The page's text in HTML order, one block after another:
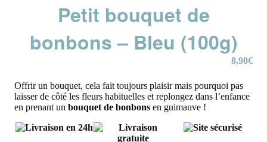
Petit bouquet de
bonbons – Bleu (100g)
8,90€
Offrir un bouquet, cela fait toujours plaisir mais pourquoi pas
laisser de côté les fleurs habituelles et replongez dans l’enfance
en prenant un bouquet de bonbons en guimauve !